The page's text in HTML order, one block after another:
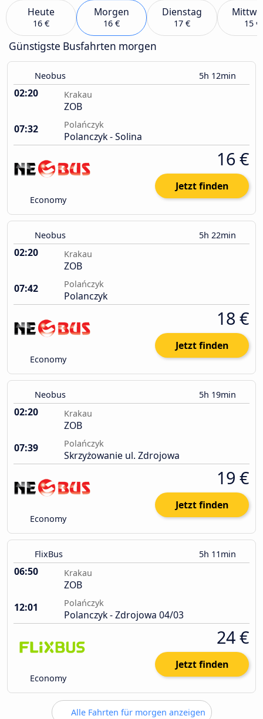
Heute
16 €
Morgen
16 €
Dienstag
17 € 15 €
Günstigste Busfahrten morgen
Neobus 5h 12min
02:20 Krakau
ZOB
07:32
Polańczyk
Polanczyk - Solina
Economy
16 €
Jetzt finden
Neobus 5h 22min
02:20 Krakau
ZOB
07:42
Polańczyk
Polanczyk
Economy
18 €
Jetzt finden
Neobus 5h 19min
02:20 Krakau
ZOB
07:39
Polańczyk
Skrzyżowanie ul. Zdrojowa
Economy
19 €
Jetzt finden
FlixBus 5h 11min
06:50 Krakau
ZOB
12:01
Polańczyk
Polanczyk - Zdrojowa 04/03
Economy
24 €
Jetzt finden
Alle Fahrten für morgen anzeigen